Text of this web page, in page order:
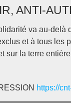
ANTI-
va au-
et à tous les
sur la terre
https://